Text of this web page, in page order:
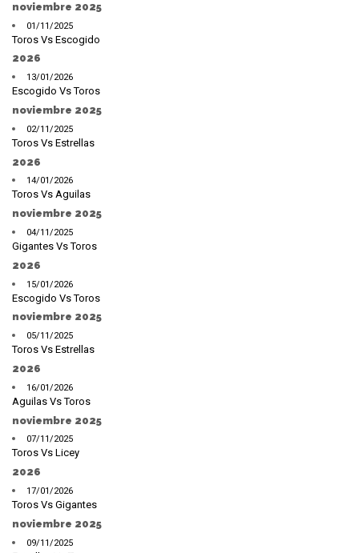
noviembre 2025
01/11/2025
Toros Vs Escogido
2026
13/01/2026
Escogido Vs Toros
noviembre 2025
02/11/2025
Toros Vs Estrellas
2026
14/01/2026
Toros Vs Aguilas
noviembre 2025
04/11/2025
Gigantes Vs Toros
2026
15/01/2026
Escogido Vs Toros
noviembre 2025
05/11/2025
Toros Vs Estrellas
2026
16/01/2026
Aguilas Vs Toros
noviembre 2025
07/11/2025
Toros Vs Licey
2026
17/01/2026
Toros Vs Gigantes
noviembre 2025
09/11/2025